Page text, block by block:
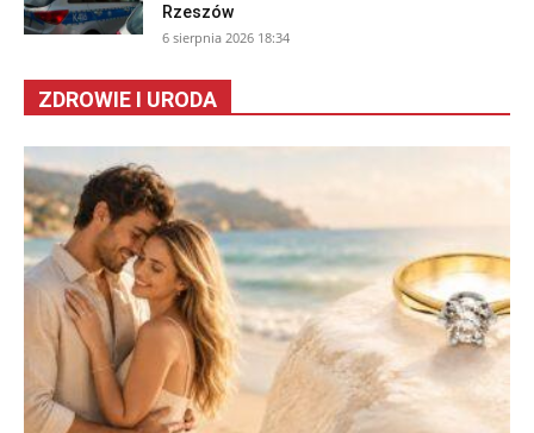
Rzeszów
6 sierpnia 2026 18:34
ZDROWIE I URODA